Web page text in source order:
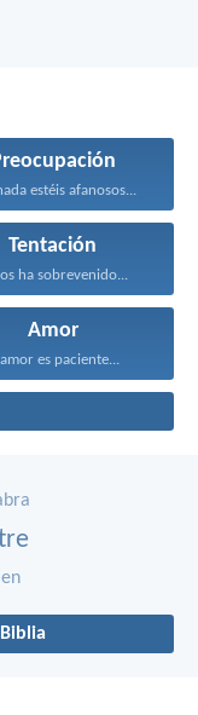
estéis afanosos...
Tentación
ha sobrevenido...
Amor
amor es paciente...